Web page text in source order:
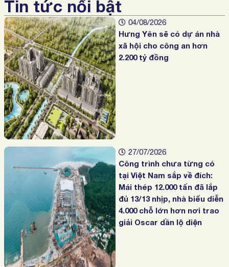
Tin tức nổi bật
04/08/2026
Hưng Yên sẽ có dự án nhà
xã hội cho công an hơn
2.200 tỷ đồng
27/07/2026
Công trình chưa từng có
tại Việt Nam sắp về đích:
Mái thép 12.000 tấn đã lắp
đủ 13/13 nhịp, nhà biểu diễn
4.000 chỗ lớn hơn nơi trao
giải Oscar dần lộ diện